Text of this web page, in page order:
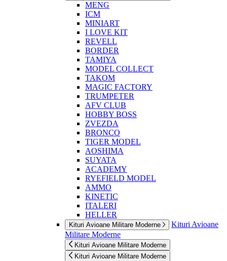
MENG
ICM
MINIART
I LOVE KIT
REVELL
BORDER
TAMIYA
MODEL COLLECT
TAKOM
MAGIC FACTORY
TRUMPETER
AFV CLUB
HOBBY BOSS
ZVEZDA
BRONCO
TIGER MODEL
AOSHIMA
SUYATA
ACADEMY
RYEFIELD MODEL
AMMO
KINETIC
ITALERI
HELLER
Kituri Avioane Militare Moderne
Kituri Avioane
Militare Moderne
Kituri Avioane Militare Moderne
Kituri Avioane Militare Moderne